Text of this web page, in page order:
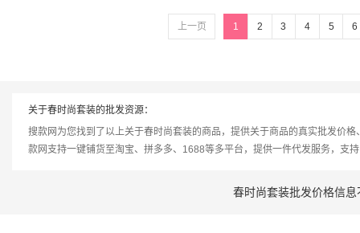
上一页 1 2 3 4 5 6
关于春时尚套装的批发资源：
搜款网为您找到了以上关于春时尚套装的商品，提供关于商品的真实批发价格
款网支持一键铺货至淘宝、拼多多、1688等多平台，提供一件代发服务，支
春时尚套装批发价格信